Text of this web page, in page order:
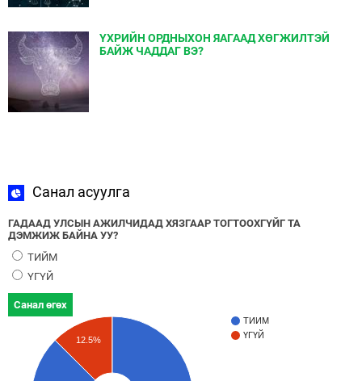
ҮХРИЙН ОРДНЫХОН ЯАГААД ХӨГЖИЛТЭЙ
БАЙЖ ЧАДДАГ ВЭ?
Санал асуулга
ГАДААД УЛСЫН АЖИЛЧИДАД ХЯЗГААР ТОГТООХГҮЙГ ТА
ДЭМЖИЖ БАЙНА УУ?
ТИЙМ
ҮГҮЙ
Санал өгөх
ТИЙМ
ҮГҮЙ
12.5%